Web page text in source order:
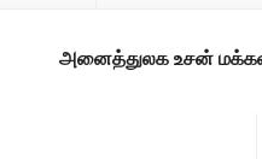
உசன் மக்களின் ஒரே